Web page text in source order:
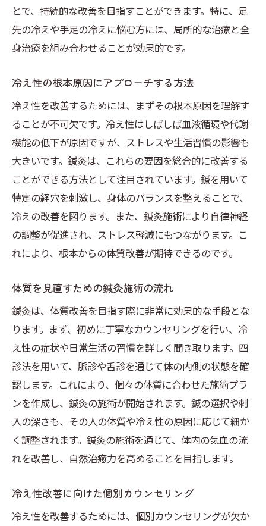
とで、持続的な改善を目指すことができます。特に、足
先の冷えや手足の冷えに悩む方には、局所的な治療と全
身治療を組み合わせることが効果的です。
冷え性の根本原因にアプローチする方法
冷え性を改善するためには、まずその根本原因を理解す
ることが不可欠です。冷え性はしばしば血液循環や代謝
機能の低下が原因ですが、ストレスや生活習慣の影響も
大きいです。鍼灸は、これらの要因を総合的に改善する
ことができる方法として注目されています。鍼を用いて
特定の経穴を刺激し、身体のバランスを整えることで、
冷えの改善を図ります。また、鍼灸施術により自律神経
の調整が促進され、ストレス軽減にもつながります。こ
れにより、根本からの体質改善が期待できるのです。
体質を見直すための鍼灸施術の流れ
鍼灸は、体質改善を目指す際に非常に効果的な手段とな
ります。まず、初めに丁寧なカウンセリングを行い、冷
え性の症状や日常生活の習慣を詳しく聞き取ります。四
診法を用いて、脈診や舌診を通じて体の内側の状態を確
認します。これにより、個々の体質に合わせた施術プラ
ンを作成し、鍼灸の施術が開始されます。鍼の選択や刺
入の深さも、その人の体質や冷え性の原因に応じて細か
く調整されます。鍼灸の施術を通じて、体内の気血の流
れを改善し、自然治癒力を高めることを目指します。
冷え性改善に向けた個別カウンセリング
冷え性を改善するためには、個別カウンセリングが欠か